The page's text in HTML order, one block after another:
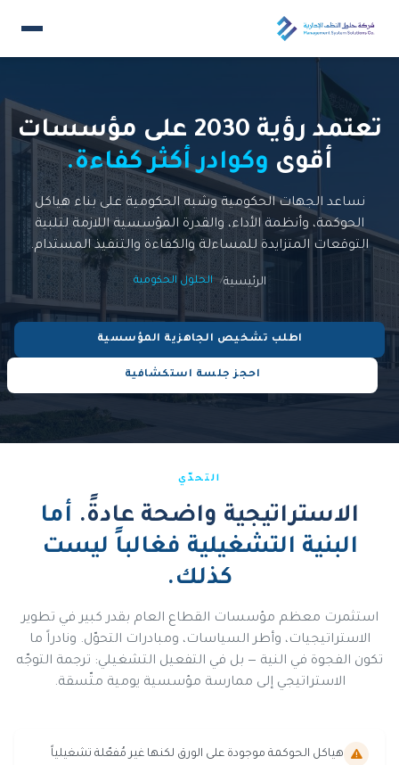
تعتمد رؤية 2030 على مؤسسات
أقوى وكوادر أكثر كفاءة.
نساعد الجهات الحكومية وشبه الحكومية على بناء هياكل
الحوكمة، وأنظمة الأداء، والقدرة المؤسسية اللازمة لتلبية
التوقعات المتزايدة للمساءلة والكفاءة والتنفيذ المستدام.
الرئيسية الحلول الحكومية
اطلب تشخيص الجاهزية المؤسسية
احجز جلسة استكشافية
التحدّي
الاستراتيجية واضحة عادةً. أما
البنية التشغيلية فغالباً ليست
كذلك.
استثمرت معظم مؤسسات القطاع العام بقدر كبير في تطوير
الاستراتيجيات، وأطر السياسات، ومبادرات التحوّل. ونادراً ما
تكون الفجوة في النية — بل في التفعيل التشغيلي: ترجمة التوجّه
الاستراتيجي إلى ممارسة مؤسسية يومية متّسقة.
هياكل الحوكمة موجودة على الورق لكنها غير مُفعّلة تشغيلياً